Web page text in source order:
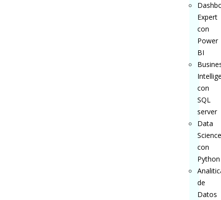
Expert
con
Power
BI
con
SQL
server
Data
Science
con
Python
de
Datos